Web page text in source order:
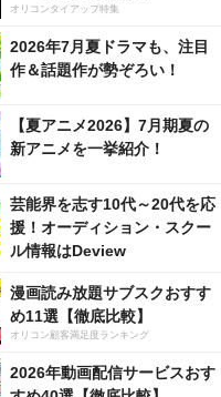
オリコンタイアップ特集
2026年7月夏ドラマも、注目
作＆話題作が勢ぞろい！
【夏アニメ2026】7月期夏の
新アニメを一挙紹介！
芸能界を志す10代～20代を応
援！オーディション・スクー
ル情報はDeview
漫画読み放題サブスクおすす
め11選【徹底比較】
オリコン顧客満足度ランキング
2026年動画配信サービスおす